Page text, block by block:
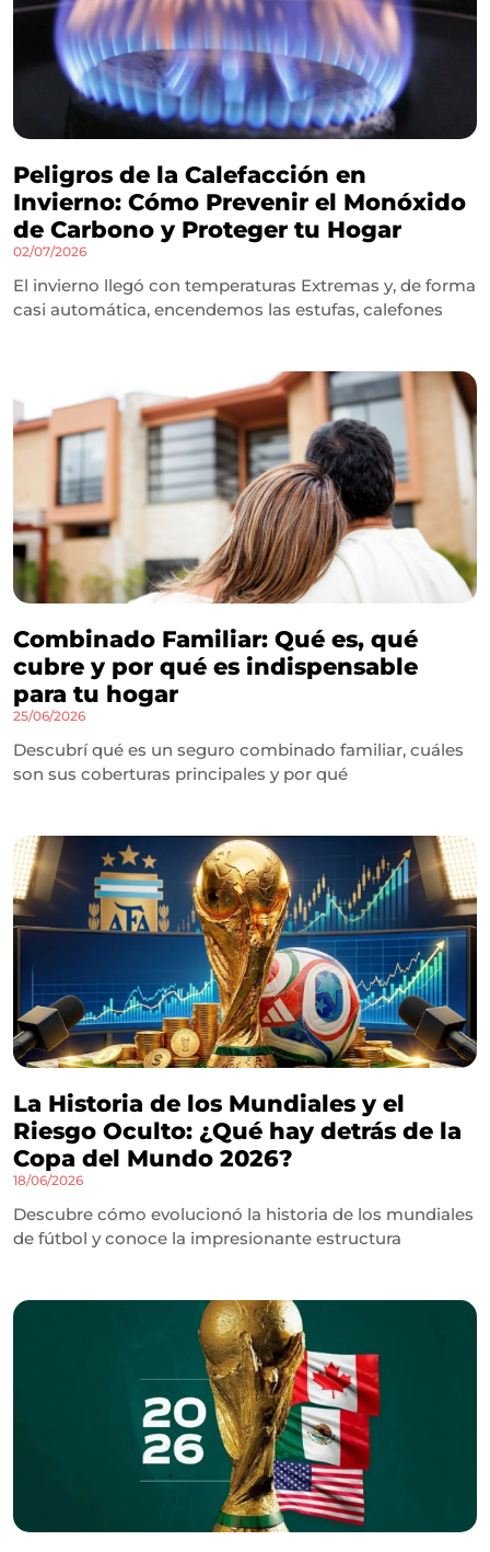
Peligros de la Calefacción en
Invierno: Cómo Prevenir el Monóxido
de Carbono y Proteger tu Hogar
02/07/2026
El invierno llegó con temperaturas Extremas y, de forma
casi automática, encendemos las estufas, calefones
Combinado Familiar: Qué es, qué
cubre y por qué es indispensable
para tu hogar
25/06/2026
Descubrí qué es un seguro combinado familiar, cuáles
son sus coberturas principales y por qué
La Historia de los Mundiales y el
Riesgo Oculto: ¿Qué hay detrás de la
Copa del Mundo 2026?
18/06/2026
Descubre cómo evolucionó la historia de los mundiales
de fútbol y conoce la impresionante estructura